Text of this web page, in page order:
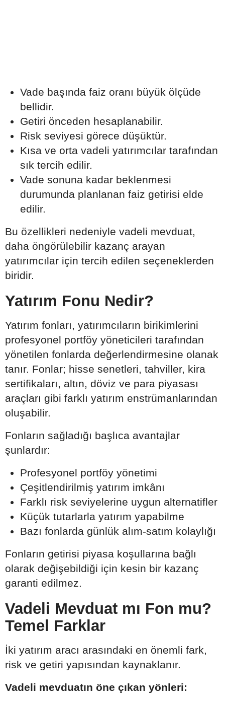
Vade başında faiz oranı büyük ölçüde
bellidir.
Getiri önceden hesaplanabilir.
Risk seviyesi görece düşüktür.
Kısa ve orta vadeli yatırımcılar tarafından
sık tercih edilir.
Vade sonuna kadar beklenmesi
durumunda planlanan faiz getirisi elde
edilir.
Bu özellikleri nedeniyle vadeli mevduat,
daha öngörülebilir kazanç arayan
yatırımcılar için tercih edilen seçeneklerden
biridir.
Yatırım Fonu Nedir?
Yatırım fonları, yatırımcıların birikimlerini
profesyonel portföy yöneticileri tarafından
yönetilen fonlarda değerlendirmesine olanak
tanır. Fonlar; hisse senetleri, tahviller, kira
sertifikaları, altın, döviz ve para piyasası
araçları gibi farklı yatırım enstrümanlarından
oluşabilir.
Fonların sağladığı başlıca avantajlar
şunlardır:
Profesyonel portföy yönetimi
Çeşitlendirilmiş yatırım imkânı
Farklı risk seviyelerine uygun alternatifler
Küçük tutarlarla yatırım yapabilme
Bazı fonlarda günlük alım-satım kolaylığı
Fonların getirisi piyasa koşullarına bağlı
olarak değişebildiği için kesin bir kazanç
garanti edilmez.
Vadeli Mevduat mı Fon mu?
Temel Farklar
İki yatırım aracı arasındaki en önemli fark,
risk ve getiri yapısından kaynaklanır.
Vadeli mevduatın öne çıkan yönleri: